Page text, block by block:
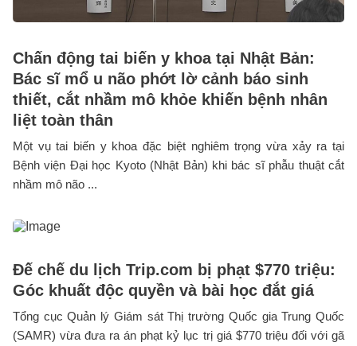
Chấn động tai biến y khoa tại Nhật Bản:
Bác sĩ mổ u não phớt lờ cảnh báo sinh
thiết, cắt nhầm mô khỏe khiến bệnh nhân
liệt toàn thân
Một vụ tai biến y khoa đặc biệt nghiêm trọng vừa xảy ra tại
Bệnh viện Đại học Kyoto (Nhật Bản) khi bác sĩ phẫu thuật cắt
nhầm mô não ...
Đế chế du lịch Trip.com bị phạt $770 triệu:
Góc khuất độc quyền và bài học đắt giá
Tổng cục Quản lý Giám sát Thị trường Quốc gia Trung Quốc
(SAMR) vừa đưa ra án phạt kỷ lục trị giá $770 triệu đối với gã